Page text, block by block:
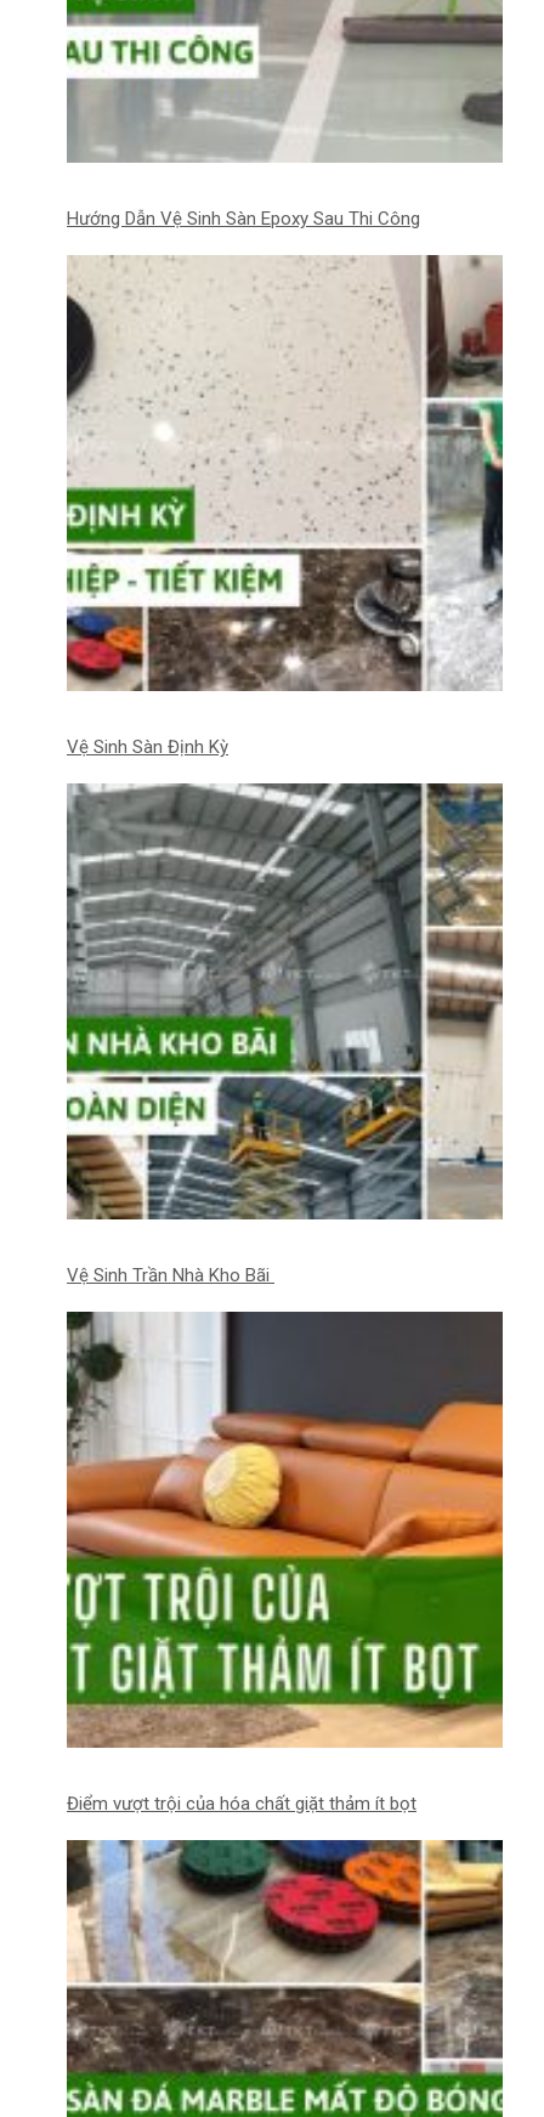
Hướng Dẫn Vệ Sinh Sàn Epoxy Sau Thi Công
Vệ Sinh Sàn Định Kỳ
Vệ Sinh Trần Nhà Kho Bãi
Điểm vượt trội của hóa chất giặt thảm ít bọt